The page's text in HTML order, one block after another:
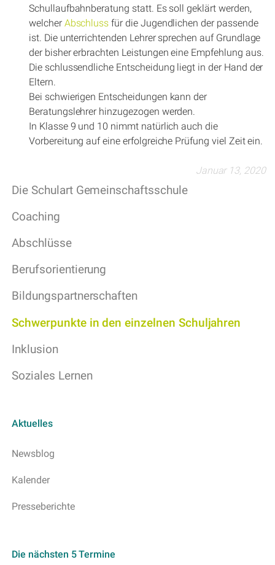
Schullaufbahnberatung statt. Es soll geklärt werden,
welcher Abschlussfür die Jugendlichen der passende
ist. Die unterrichtenden Lehrer sprechen auf Grundlage
der bisher erbrachten Leistungen eine Empfehlung aus.
Die schlussendliche Entscheidung liegt in der Hand der
Eltern.
Bei schwierigen Entscheidungen kann der
Beratungslehrer hinzugezogen werden.
In Klasse 9 und 10 nimmt natürlich auch die
Vorbereitung auf eine erfolgreiche Prüfung viel Zeit ein.
Januar 13, 2020
Die Schulart Gemeinschaftsschule
Coaching
Abschlüsse
Berufsorientierung
Bildungspartnerschaften
Schwerpunkte in den einzelnen Schuljahren
Inklusion
Soziales Lernen
Aktuelles
Newsblog
Kalender
Presseberichte
Die nächsten 5 Termine